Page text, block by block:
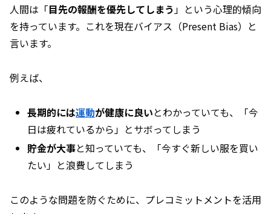
人間は「目先の報酬を優先してしまう」という心理的傾向
を持っています。これを現在バイアス（Present Bias）と
言います。
例えば、
長期的には運動が健康に良いとわかっていても、「今
日は疲れているから」とサボってしまう
貯金が大事と知っていても、「今すぐ新しい服を買い
たい」と浪費してしまう
このような問題を防ぐために、プレコミットメントを活用